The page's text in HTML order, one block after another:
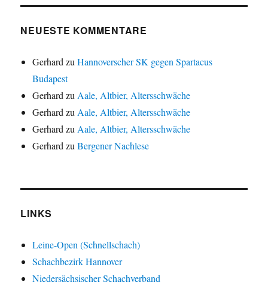
NEUESTE KOMMENTARE
Gerhard zuHannoverscher SK gegen Spartacus
Budapest
Gerhard zu Aale, Altbier, Altersschwäche
Gerhard zu Aale, Altbier, Altersschwäche
Gerhard zu Aale, Altbier, Altersschwäche
Gerhard zuBergener Nachlese
LINKS
Leine-Open (Schnellschach)
Schachbezirk Hannover
Niedersächsischer Schachverband